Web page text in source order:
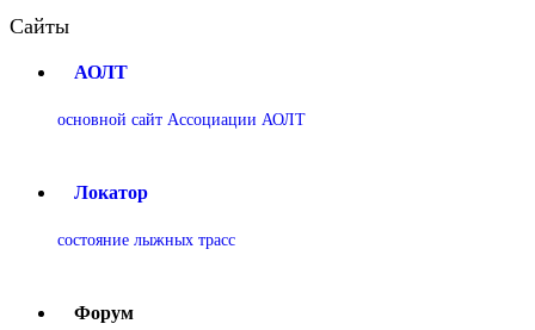
Сайты
АОЛТ
основной сайт Ассоциации АОЛТ
Локатор
состояние лыжных трасс
Форум